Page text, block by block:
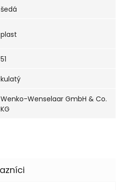
šedá
plast
51
kulatý
Wenko-Wenselaar GmbH & Co.
KG